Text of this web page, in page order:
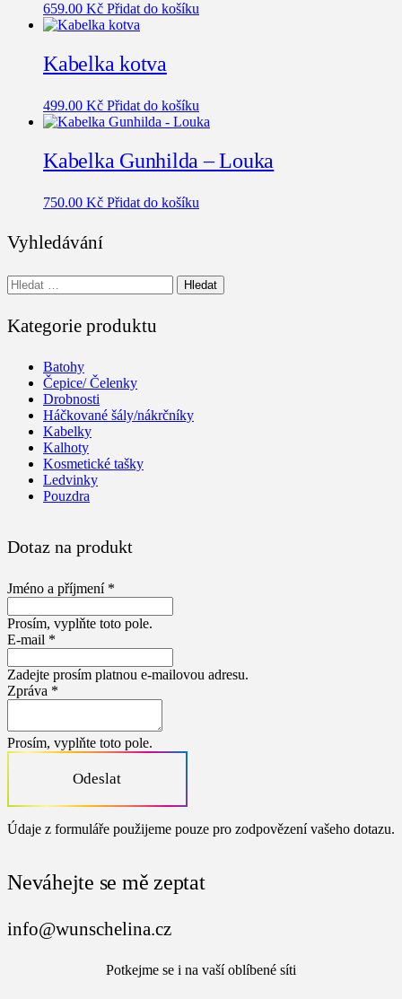
659.00 Kč Přidat do košíku
Kabelka kotva
499.00 Kč Přidat do košíku
Kabelka Gunhilda – Louka
750.00 Kč Přidat do košíku
Vyhledávání
Vyhledávání
Kategorie produktu
Batohy
Čepice/ Čelenky
Drobnosti
Háčkované šály/nákrčníky
Kabelky
Kalhoty
Kosmetické tašky
Ledvinky
Pouzdra
Dotaz na produkt
Jméno a příjmení *
Prosím, vyplňte toto pole.
E-mail *
Zadejte prosím platnou e-mailovou adresu.
Zpráva *
Prosím, vyplňte toto pole.
Odeslat
Údaje z formuláře použijeme pouze pro zodpovězení vašeho dotazu.
Neváhejte se mě zeptat
info@wunschelina.cz
Potkejme se i na vaší oblíbené síti